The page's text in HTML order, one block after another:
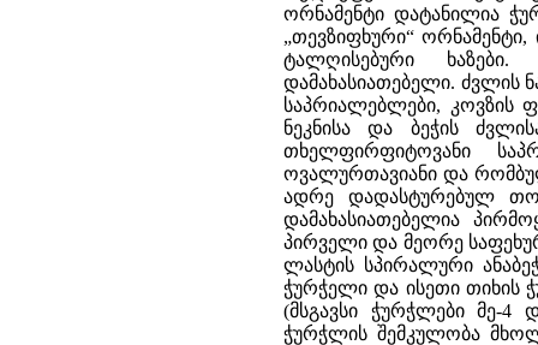
ორნამენტი დატანილია
„თევზიფხური“
ტალღისებური
დამახასიათებელი. ძვლის
საპრიალებლები, კოვზის
ნეკნისა და ბეჭის
თხელფირფიტოვანი
ოვალურთავიანი და
ადრე დადასტურებულ
დამახასიათებელია
პირველი და მეორე
ლასტის სპირალური
ჭურჭელი და ისეთი თიხის
(მსგავსი ჭურჭლები მე-4
ჭურჭლის შემკულობა